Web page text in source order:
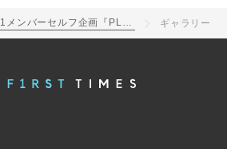
JO1メンバーセルフ企画『PLANJ』第9弾は豆原一成のオリジナルソング「Not Puppy Love」 ギャラリー